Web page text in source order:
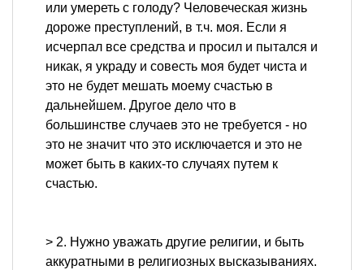
или умереть с голоду? Человеческая жизнь
дороже преступлений, в т.ч. моя. Если я
исчерпал все средства и просил и пытался и
никак, я украду и совесть моя будет чиста и
это не будет мешать моему счастью в
дальнейшем. Другое дело что в
большинстве случаев это не требуется - но
это не значит что это исключается и это не
может быть в каких-то случаях путем к
счастью.
> 2. Нужно уважать другие религии, и быть
аккуратными в религиозных высказываниях.